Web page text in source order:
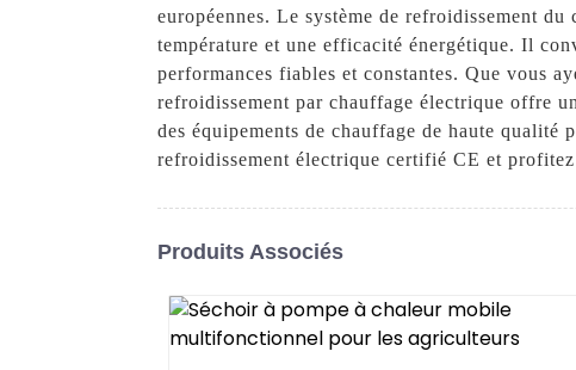
européennes. Le système de refroidissement
température et une efficacité énergétique. Il
performances fiables et constantes. Que vous
refroidissement par chauffage électrique offre
des équipements de chauffage de haute
refroidissement électrique certifié CE et
Produits Associés